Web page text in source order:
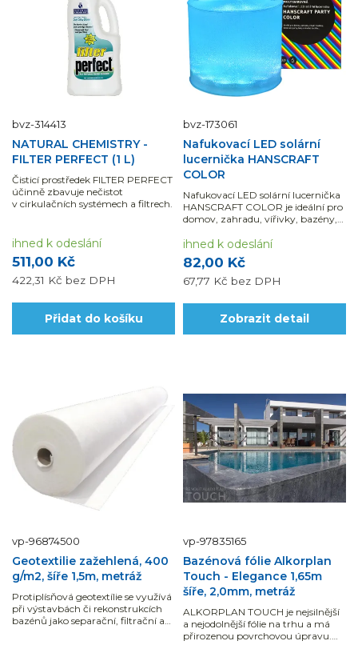
bvz-314413
NATURAL CHEMISTRY -
FILTER PERFECT (1 L)
Čisticí prostředek FILTER PERFECT
účinně zbavuje nečistot
v cirkulačních systémech a filtrech.
511,00 Kč
422,31 Kč bez DPH
ihned k odeslání
Přidat do košíku
bvz-173061
Nafukovací LED solární
lucernička HANSCRAFT
COLOR
Nafukovací LED solární lucernička
HANSCRAFT COLOR je ideální pro
domov, zahradu, vířivky, bazény,
dalšího.
82,00 Kč
67,77 Kč bez DPH
ihned k odeslání
Zobrazit detail
vp-96874500
Geotextilie zažehlená, 400
g/m2, šíře 1,5m, metráž
Protiplísňová geotextílie se využívá
při výstavbách či rekonstrukcích
bazénů jako separační, filtrační a
vp-97835165
Bazénová fólie Alkorplan
Touch - Elegance 1,65m
šíře, 2,0mm, metráž
ALKORPLAN TOUCH je nejsilnější
a nejodolnější fólie na trhu a má
přirozenou povrchovou úpravu.